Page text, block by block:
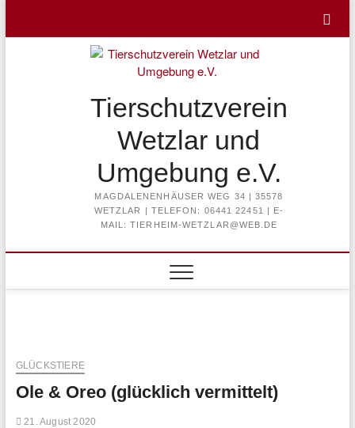
content
Tierschutzverein
Wetzlar und
Umgebung e.V.
MAGDALENENHÄUSER WEG 34 | 35578
WETZLAR | TELEFON: 06441 22451 | E-
MAIL: TIERHEIM-WETZLAR@WEB.DE
GLÜCKSTIERE
Ole & Oreo (glücklich vermittelt)
21. August 2020